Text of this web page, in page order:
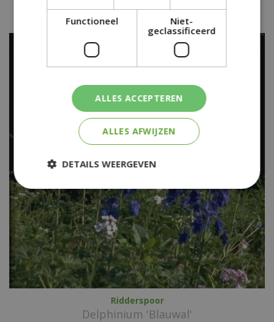
Delphinium tricorne
Ridderspoor
Delphinium 'Blauwal'
Functioneel
Niet-
geclassificeerd
ALLES ACCEPTEREN
ALLES AFWIJZEN
DETAILS WEERGEVEN